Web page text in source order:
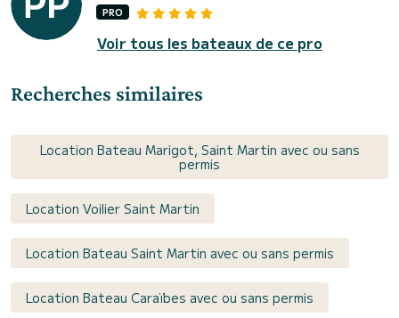
PRO
Voir tous les bateaux de ce pro
Recherches similaires
Location Bateau Marigot, Saint Martin avec ou sans
permis
Location Voilier Saint Martin
Location Bateau Saint Martin avec ou sans permis
Location Bateau Caraïbes avec ou sans permis